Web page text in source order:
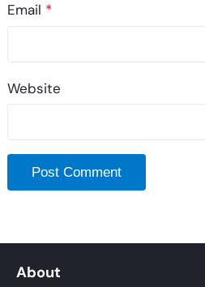
Email *
Website
About